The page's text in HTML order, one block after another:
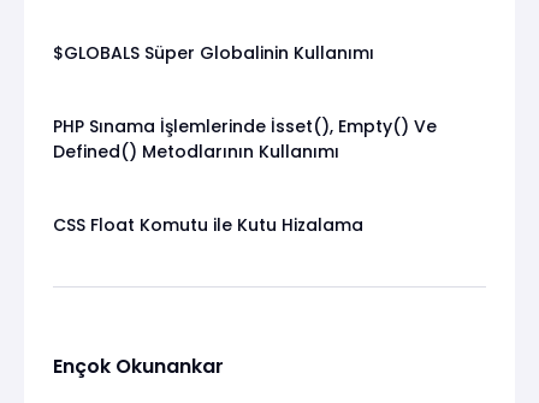
$GLOBALS Süper Globalinin Kullanımı
PHP Sınama İşlemlerinde İsset(), Empty() Ve
Defined() Metodlarının Kullanımı
CSS Float Komutu ile Kutu Hizalama
Ençok Okunankar